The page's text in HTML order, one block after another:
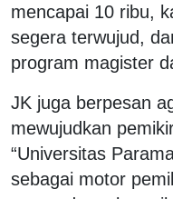
mencapai 10 ribu,
segera terwujud,
program magister
JK juga berpesan
mewujudkan
“Universitas
sebagai motor